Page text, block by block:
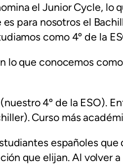
el Junior Cycle, lo
para nosotros el
como 4º de la
lo que conocemos
4º de la ESO).
Curso más
españoles que
que elijan. Al volver a